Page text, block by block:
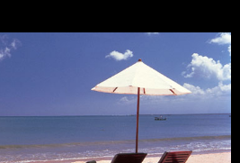
am River Kwai, Zugsfahrt,
Hotel und auch das Hintok
zuerst Koh Lanta und dann
perfekt. Für das Sightseeing in
Wetter, was aber ok
lag für uns sehr zentrumsnahe,
waren wir beim
Massagen, ca. 20